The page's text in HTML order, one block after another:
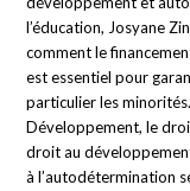
l’éducation, Josyane
comment le
est essentiel pour
particulier les
Développement, le
droit au
à l’autodétermination